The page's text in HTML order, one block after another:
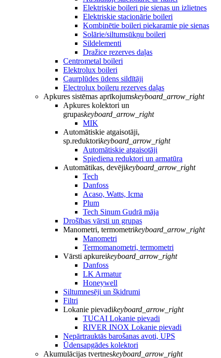
Elektriskie boileri pie sienas un izlietnes
Elektriskie stacionārie boileri
Kombinētie boileri piekaramie pie sienas
Solārie/siltumsūkņu boileri
Sildelementi
Dražice rezerves daļas
Centrometal boileri
Elektrolux boileri
Caurplūdes ūdens sildītāji
Electrolux boileru rezerves daļas
Apkures sistēmas aprīkojumskeyboard_arrow_right
Apkures kolektori un
grupaskeyboard_arrow_right
MIK
Automātiskie atgaisotāji,
sp.reduktorikeyboard_arrow_right
Automātiskie atgaisotāji
Spiediena reduktori un armatūra
Automātikas, devējikeyboard_arrow_right
Tech
Danfoss
Acaso, Watts, Icma
Plum
Tech Sinum Gudrā māja
Drošības vārsti un grupas
Manometri, termometrikeyboard_arrow_right
Manometri
Termomanometri, termometri
Vārsti apkureikeyboard_arrow_right
Danfoss
LK Armatur
Honeywell
Siltumnesēji un šķidrumi
Filtri
Lokanie pievadikeyboard_arrow_right
TUCAI Lokanie pievadi
RIVER INOX Lokanie pievadi
Nepārtrauktās barošanas avoti, UPS
Ūdensapgādes kolektori
Akumulācijas tvertneskeyboard_arrow_right